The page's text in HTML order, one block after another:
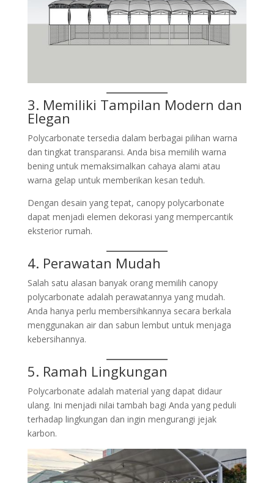
3. Memiliki Tampilan Modern dan
Elegan
Polycarbonate tersedia dalam berbagai pilihan warna
dan tingkat transparansi. Anda bisa memilih warna
bening untuk memaksimalkan cahaya alami atau
warna gelap untuk memberikan kesan teduh.
Dengan desain yang tepat, canopy polycarbonate
dapat menjadi elemen dekorasi yang mempercantik
eksterior rumah.
4. Perawatan Mudah
Salah satu alasan banyak orang memilih canopy
polycarbonate adalah perawatannya yang mudah.
Anda hanya perlu membersihkannya secara berkala
menggunakan air dan sabun lembut untuk menjaga
kebersihannya.
5. Ramah Lingkungan
Polycarbonate adalah material yang dapat didaur
ulang. Ini menjadi nilai tambah bagi Anda yang peduli
terhadap lingkungan dan ingin mengurangi jejak
karbon.